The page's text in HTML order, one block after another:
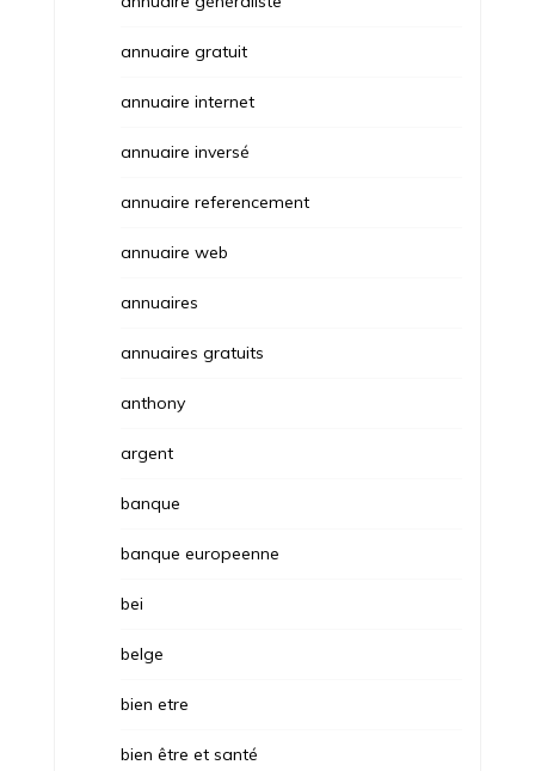
annuaire gratuit
annuaire internet
annuaire inversé
annuaire referencement
annuaire web
annuaires
annuaires gratuits
anthony
argent
banque
banque europeenne
bei
belge
bien etre
bien être et santé